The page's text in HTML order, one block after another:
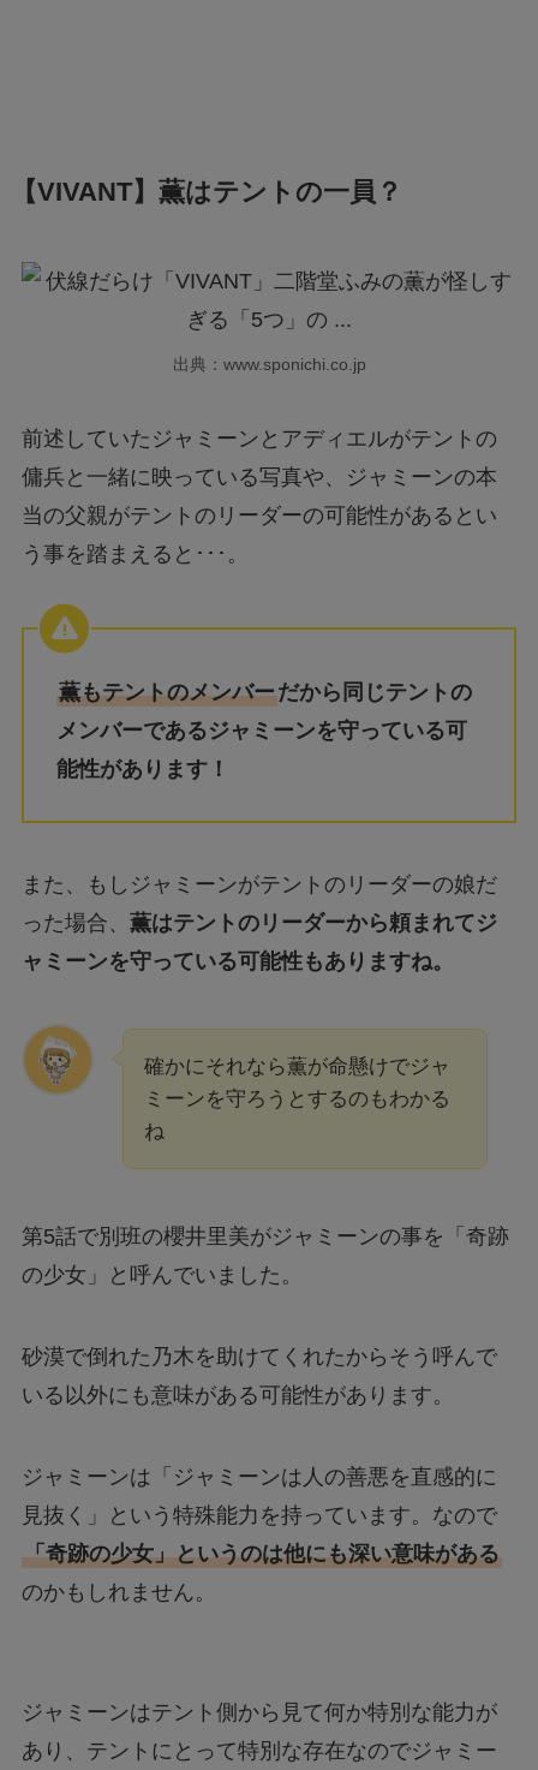
【VIVANT】薫はテントの一員？
出典：www.sponichi.co.jp
前述していたジャミーンとアディエルがテントの
傭兵と一緒に映っている写真や、ジャミーンの本
当の父親がテントのリーダーの可能性があるとい
う事を踏まえると･･･。
薫もテントのメンバーだから同じテントの
メンバーであるジャミーンを守っている可
能性があります！
また、もしジャミーンがテントのリーダーの娘だ
った場合、 薫はテントのリーダーから頼まれてジ
ャミーンを守っている可能性もありますね。
確かにそれなら薫が命懸けでジャ
ミーンを守ろうとするのもわかる
ね
第5話で別班の櫻井里美がジャミーンの事を「奇跡
の少女」と呼んでいました。
砂漠で倒れた乃木を助けてくれたからそう呼んで
いる以外にも意味がある可能性があります。
ジャミーンは「ジャミーンは人の善悪を直感的に
見抜く」という特殊能力を持っています。なので
「奇跡の少女」というのは他にも深い意味がある
のかもしれません。
ジャミーンはテント側から見て何か特別な能力が
あり、テントにとって特別な存在なのでジャミー